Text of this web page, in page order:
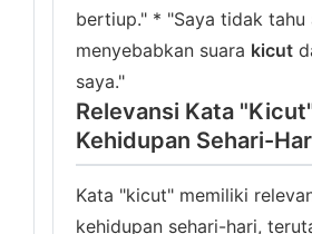
bertiup." * "Saya tidak tahu
menyebabkan suara kicut
saya."
Relevansi Kata
Kehidupan Sehari-
Kata "kicut" memiliki
kehidupan sehari-hari,